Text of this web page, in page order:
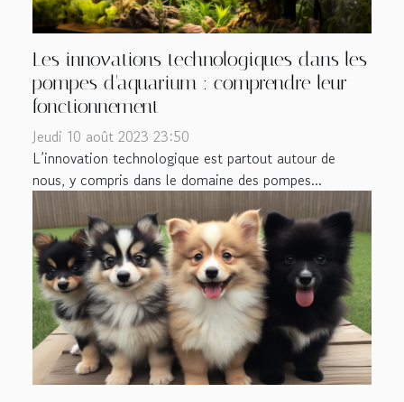
Les innovations technologiques dans les
pompes d'aquarium : comprendre leur
fonctionnement
Jeudi 10 août 2023 23:50
L’innovation technologique est partout autour de
nous, y compris dans le domaine des pompes...